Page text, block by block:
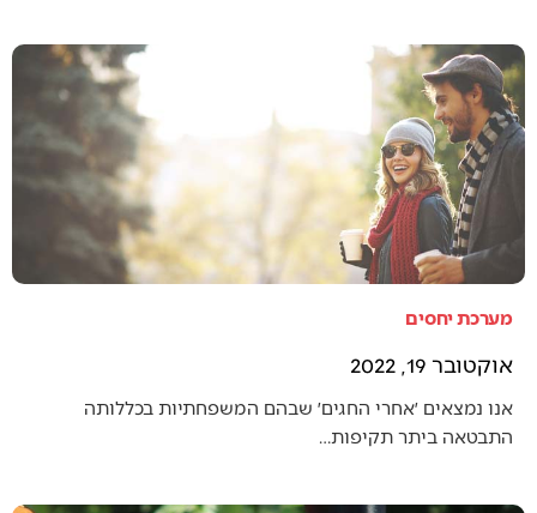
מערכת יחסים
אוקטובר 19, 2022
אנו נמצאים ׳אחרי החגים׳ שבהם המשפחתיות בכללותה
התבטאה ביתר תקיפות…